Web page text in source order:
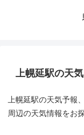
上幌延駅の天
上幌延駅の天気予報
周辺の天気情報をお